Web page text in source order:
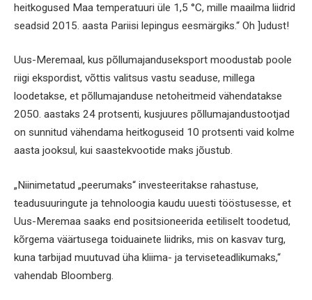
heitkogused Maa temperatuuri üle 1,5 °C, mille maailma liidrid
seadsid 2015. aasta Pariisi lepingus eesmärgiks.“ Oh ]udust!
Uus-Meremaal, kus põllumajanduseksport moodustab poole
riigi ekspordist, võttis valitsus vastu seaduse, millega
loodetakse, et põllumajanduse netoheitmeid vähendatakse
2050. aastaks 24 protsenti, kusjuures põllumajandustootjad
on sunnitud vähendama heitkoguseid 10 protsenti vaid kolme
aasta jooksul, kui saastekvootide maks jõustub.
„Niinimetatud „peerumaks“ investeeritakse rahastuse,
teadusuuringute ja tehnoloogia kaudu uuesti tööstusesse, et
Uus-Meremaa saaks end positsioneerida eetiliselt toodetud,
kõrgema väärtusega toiduainete liidriks, mis on kasvav turg,
kuna tarbijad muutuvad üha kliima- ja terviseteadlikumaks,“
vahendab Bloomberg.